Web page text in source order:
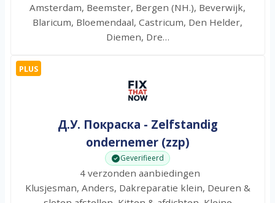
Amsterdam, Beemster, Bergen (NH.), Beverwijk,
Blaricum, Bloemendaal, Castricum, Den Helder,
Diemen, Dre…
PLUS
Д.У. Покраска - Zelfstandig
ondernemer (zzp)
Geverifieerd
4 verzonden aanbiedingen
Klusjesman, Anders, Dakreparatie klein, Deuren &